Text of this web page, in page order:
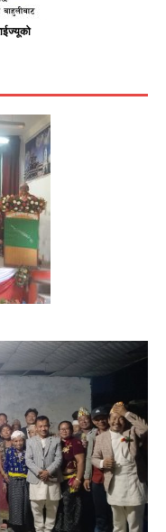
प्रधानमन्त्री कार्यालय
गर्ने प्रधानमन्त्री बालेन